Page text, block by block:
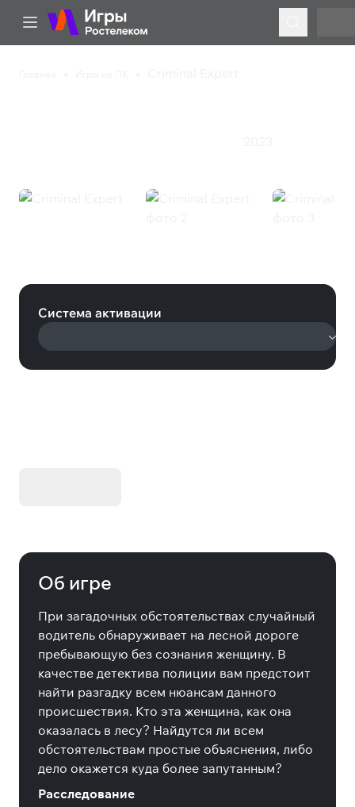
Система активации
Об игре
При загадочных обстоятельствах случайный
водитель обнаруживает на лесной дороге
пребывающую без сознания женщину. В
качестве детектива полиции вам предстоит
найти разгадку всем нюансам данного
происшествия. Кто эта женщина, как она
оказалась в лесу? Найдутся ли всем
обстоятельствам простые объяснения, либо
дело окажется куда более запутанным?
Расследование